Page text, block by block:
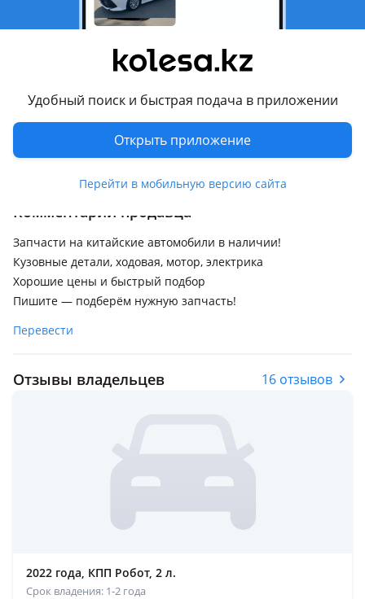
Удобный поиск и быстрая подача в приложении
Открыть приложение
Перейти в мобильную версию сайта
Подходит на авто
Chery Tiggo 8 Pro
2021 - н.в. 1 поколение
Chery Tiggo 8 Pro Max
Комментарий продавца
Запчасти на китайские автомобили в наличии!
Кузовные детали, ходовая, мотор, электрика
Хорошие цены и быстрый подбор
Пишите — подберём нужную запчасть!
Перевести
Отзывы владельцев 16 отзывов
2022 года, КПП Робот, 2 л.
Срок владения: 1-2 года